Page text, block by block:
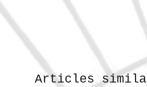
Articles